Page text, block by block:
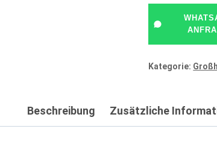
Kategorie:
Beschreibung Zusätzliche